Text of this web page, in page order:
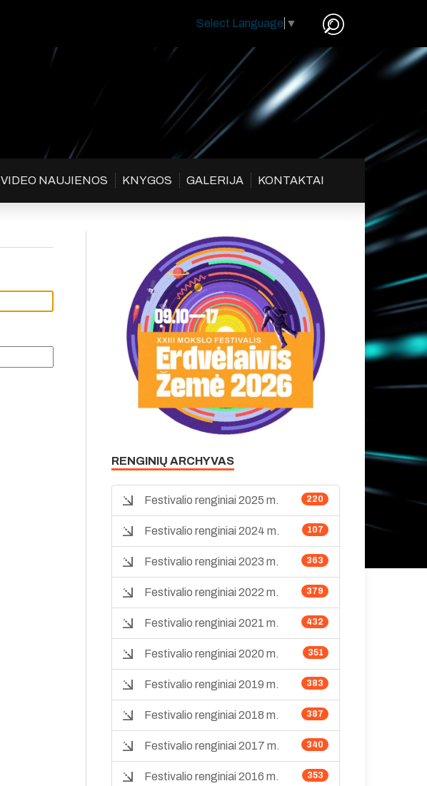
Select Language ▼
VIDEO NAUJIENOS KNYGOS GALERIJA KONTAKTAI
RENGINIŲ ARCHYVAS
220
Festivalio renginiai 2025 m.
107
Festivalio renginiai 2024 m.
363
Festivalio renginiai 2023 m.
379
Festivalio renginiai 2022 m.
432
Festivalio renginiai 2021 m.
351
Festivalio renginiai 2020 m.
383
Festivalio renginiai 2019 m.
387
Festivalio renginiai 2018 m.
340
Festivalio renginiai 2017 m.
353
Festivalio renginiai 2016 m.